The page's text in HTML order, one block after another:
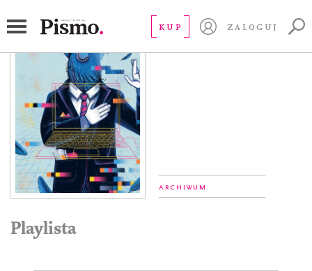
KUP ZALOGUJ
#16
Archiwum
Playlista